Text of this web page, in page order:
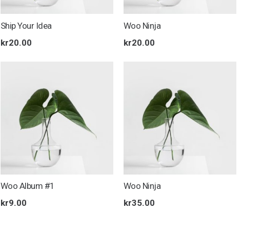
Ship Your Idea
kr20.00
Woo Ninja
kr20.00
Woo Album #1
kr9.00
Woo Ninja
kr35.00